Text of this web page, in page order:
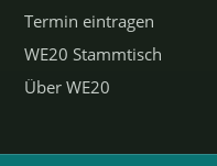
Termin eintragen
WE20 Stammtisch
Über WE20